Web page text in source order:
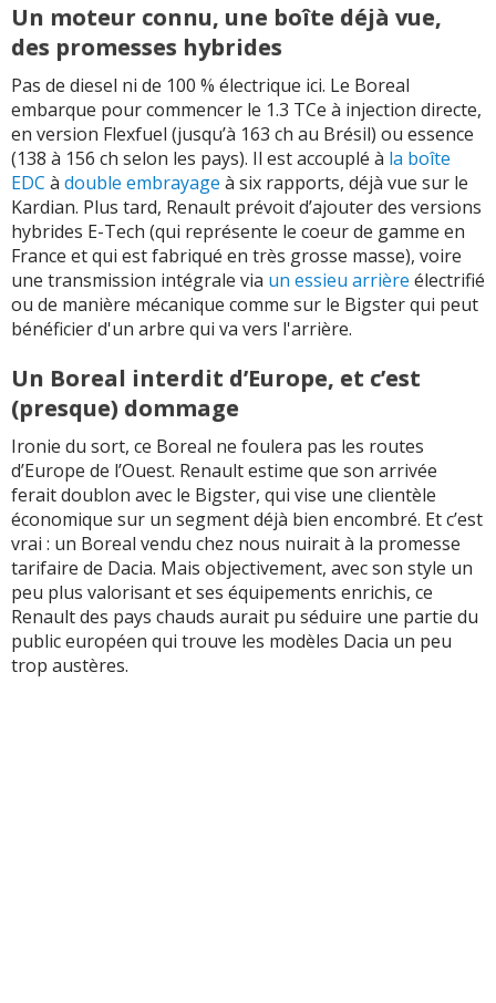
Un moteur connu, une boîte déjà vue,
des promesses hybrides
Pas de diesel ni de 100 % électrique ici. Le Boreal
embarque pour commencer le 1.3 TCe à injection directe,
en version Flexfuel (jusqu’à 163 ch au Brésil) ou essence
(138 à 156 ch selon les pays). Il est accouplé à la boîte
EDC à double embrayage à six rapports, déjà vue sur le
Kardian. Plus tard, Renault prévoit d’ajouter des versions
hybrides E-Tech (qui représente le coeur de gamme en
France et qui est fabriqué en très grosse masse), voire
une transmission intégrale via un essieu arrière électrifié
ou de manière mécanique comme sur le Bigster qui peut
bénéficier d'un arbre qui va vers l'arrière.
Un Boreal interdit d’Europe, et c’est
(presque) dommage
Ironie du sort, ce Boreal ne foulera pas les routes
d’Europe de l’Ouest. Renault estime que son arrivée
ferait doublon avec le Bigster, qui vise une clientèle
économique sur un segment déjà bien encombré. Et c’est
vrai : un Boreal vendu chez nous nuirait à la promesse
tarifaire de Dacia. Mais objectivement, avec son style un
peu plus valorisant et ses équipements enrichis, ce
Renault des pays chauds aurait pu séduire une partie du
public européen qui trouve les modèles Dacia un peu
trop austères.